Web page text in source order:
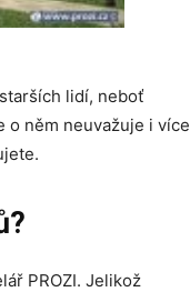
lidí, neboť
o něm neuvažuje i více
PROZI. Jelikož